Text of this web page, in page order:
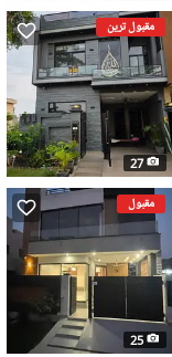
مقبول ترین
27
مقبول
25